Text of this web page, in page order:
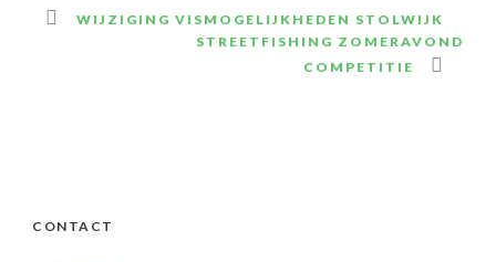
WIJZIGING VISMOGELIJKHEDEN STOLWIJK
STREETFISHING ZOMERAVOND
COMPETITIE
CONTACT